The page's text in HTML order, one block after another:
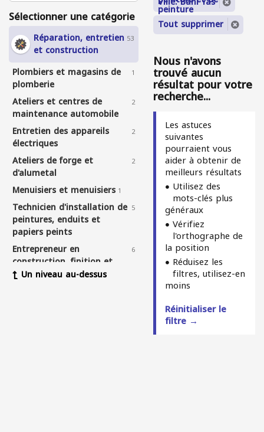
Sélectionner une catégorie
Réparation, entretien
et construction
53
Plombiers et magasins de
plomberie
1
Ateliers et centres de
maintenance automobile
2
Entretien des appareils
électriques
2
Ateliers de forge et
d'alumetal
2
Menuisiers et menuisiers 1
Technicien d'installation de
peintures, enduits et
papiers peints
5
Entrepreneur en
construction, finition et
rénovation
6
Un niveau au-dessus
peinture
Tout supprimer
Nous n'avons
trouvé aucun
résultat pour votre
recherche...
Les astuces
suivantes
pourraient vous
aider à obtenir de
meilleurs résultats
Utilisez des
mots-clés plus
généraux
Vérifiez
l'orthographe de
la position
Réduisez les
filtres, utilisez-en
moins
Réinitialiser le
filtre →